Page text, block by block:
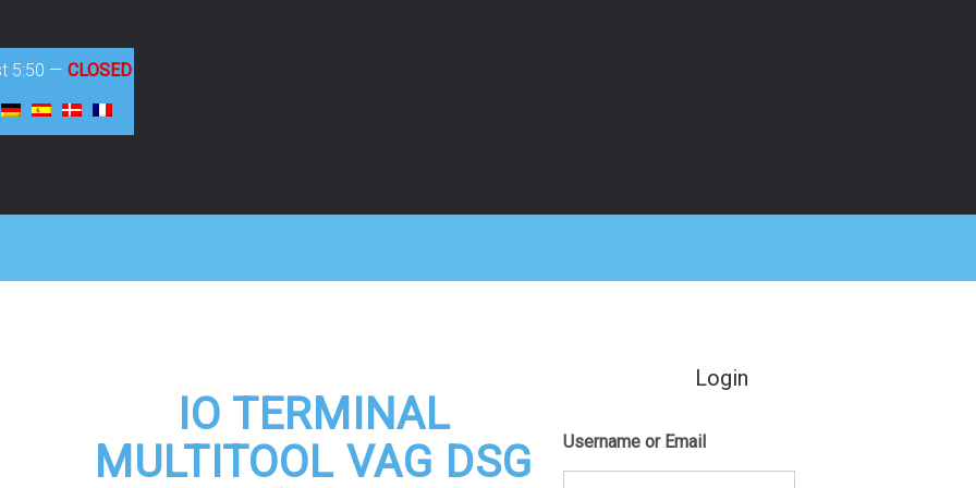
5:50 — CLOSED
IO TERMINAL
MULTITOOL VAG DSG
Login
Username or Email